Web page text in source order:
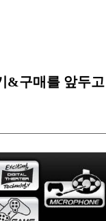
&구매를 앞두고